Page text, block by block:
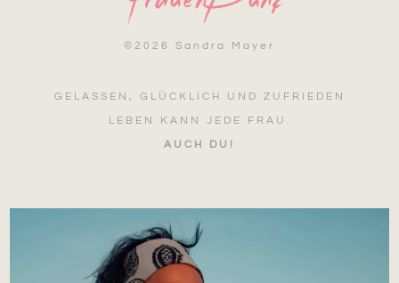
© 2026 Sandra Mayer
GELASSEN, GLÜCKLICH UND ZUFRIEDEN
LEBEN KANN JEDE FRAU.
AUCH DU!